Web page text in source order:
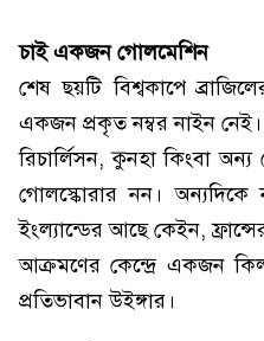
চাই একজন গোলমেশিন
শেষ ছয়টি বিশ্বকাপে
একজন প্রকৃত নম্বর নাইন নেই।
রিচার্লিসন, কুনহা কিংবা
গোলস্কোরার নন। অন্যদিকে
ইংল্যান্ডের আছে কেইন,
আক্রমণের কেন্দ্রে একজন
প্রতিভাবান উইঙ্গার।